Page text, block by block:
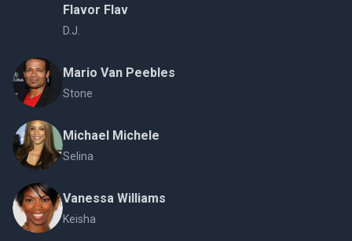
Flavor Flav
D.J.
Mario Van Peebles
Stone
Michael Michele
Selina
Vanessa Williams
Keisha